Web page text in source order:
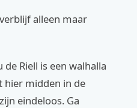
alleen maar
Riell is een walhalla
hier midden in de
eindeloos. Ga